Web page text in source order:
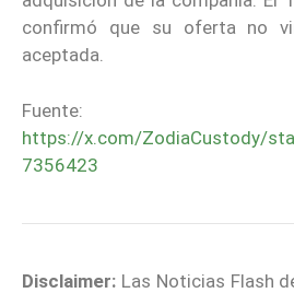
confirmó que su oferta no
aceptada.
Fuente:
https://x.com/ZodiaCustody/
7356423
Disclaimer: Las Noticias Flash